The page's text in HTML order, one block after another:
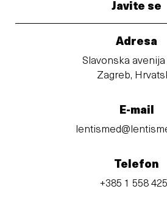
Javite se
Adresa
Slavonska avenija
Zagreb,
E-mail
Telefon
+385 1 558